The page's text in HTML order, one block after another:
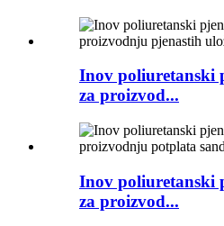
Inov poliuretanski
za proizvod...
Inov poliuretanski
za proizvod...